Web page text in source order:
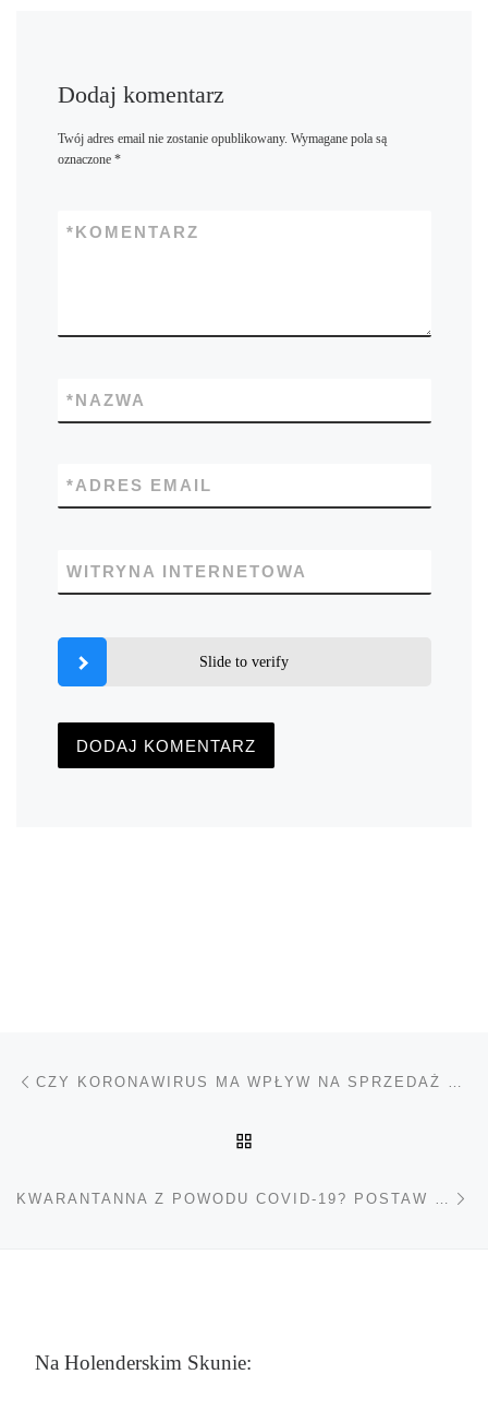
Dodaj komentarz
Twój adres email nie zostanie opublikowany. Wymagane pola są
oznaczone *
KOMENTARZ
*
NAZWA
*
ADRES EMAIL
*
WITRYNA INTERNETOWA
Slide to verify
Nawigacja wpisu
Na Holenderskim Skunie: